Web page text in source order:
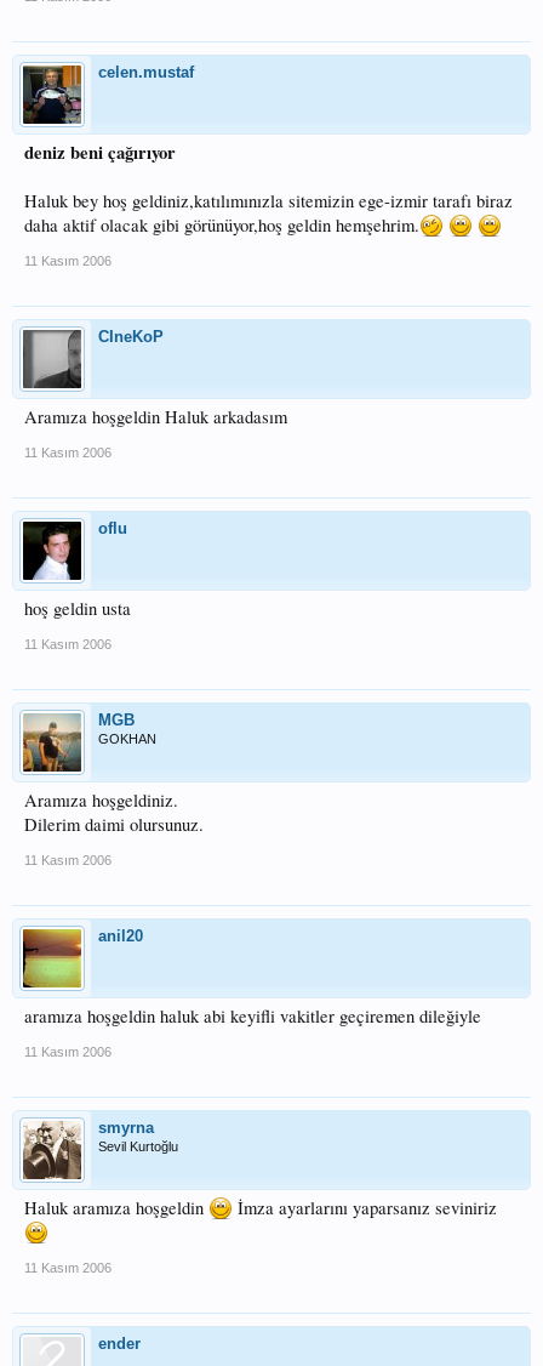
celen.mustaf
deniz beni çağırıyor
Haluk bey hoş geldiniz,katılımınızla sitemizin ege-izmir tarafı biraz
daha aktif olacak gibi görünüyor,hoş geldin hemşehrim.
11 Kasım 2006
CIneKoP
Aramıza hoşgeldin Haluk arkadasım
11 Kasım 2006
oflu
hoş geldin usta
11 Kasım 2006
MGB
GOKHAN
Aramıza hoşgeldiniz.
Dilerim daimi olursunuz.
11 Kasım 2006
anil20
aramıza hoşgeldin haluk abi keyifli vakitler geçiremen dileğiyle
11 Kasım 2006
smyrna
Sevil Kurtoğlu
Haluk aramıza hoşgeldin İmza ayarlarını yaparsanız seviniriz
11 Kasım 2006
ender